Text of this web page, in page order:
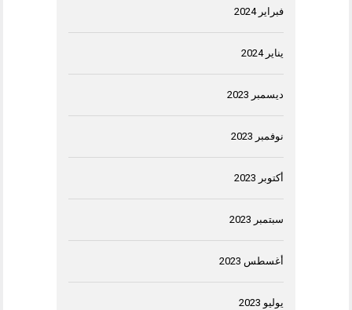
فبراير 2024
يناير 2024
ديسمبر 2023
نوفمبر 2023
أكتوبر 2023
سبتمبر 2023
أغسطس 2023
يوليو 2023